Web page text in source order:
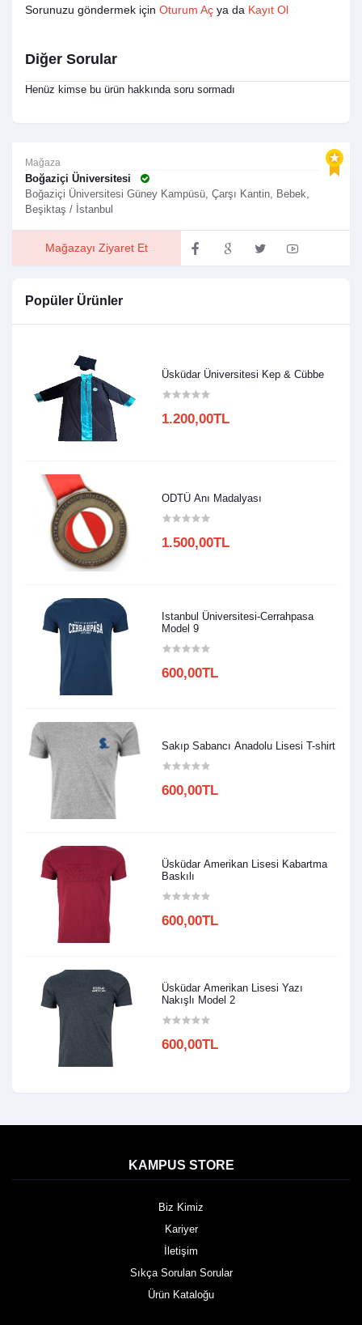
Mağaza
Boğaziçi Üniversitesi
Boğaziçi Üniversitesi Güney Kampüsü, Çarşı Kantin, Bebek,
Beşiktaş / İstanbul
Mağazayı Ziyaret Et
Popüler Ürünler
Üsküdar Üniversitesi Kep & Cübbe
1.200,00TL
ODTÜ Anı Madalyası
1.500,00TL
Istanbul Üniversitesi-Cerrahpasa
Model 9
600,00TL
Sakıp Sabancı Anadolu Lisesi T-shirt
600,00TL
Üsküdar Amerikan Lisesi Kabartma
Baskılı
600,00TL
Üsküdar Amerikan Lisesi Yazı
Nakışlı Model 2
600,00TL
Sorunuzu göndermek için Oturum Aç ya da Kayıt Ol
Diğer Sorular
Henüz kimse bu ürün hakkında soru sormadı
KAMPUS STORE
Biz Kimiz
Kariyer
İletişim
Sıkça Sorulan Sorular
Ürün Kataloğu